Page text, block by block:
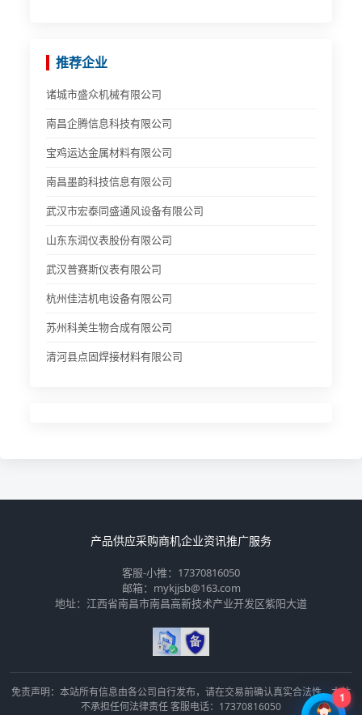
推荐企业
诸城市盛众机械有限公司
南昌企腾信息科技有限公司
宝鸡运达金属材料有限公司
南昌墨韵科技信息有限公司
武汉市宏泰同盛通风设备有限公司
山东东润仪表股份有限公司
武汉普赛斯仪表有限公司
杭州佳洁机电设备有限公司
苏州科美生物合成有限公司
清河县点固焊接材料有限公司
产品供应采购商机企业资讯推广服务
客服-小推：17370816050
邮箱：mykjjsb@163.com
地址：江西省南昌市南昌高新技术产业开发区紫阳大道
免责声明：本站所有信息由各公司自行发布，请在交易前确认真实合法性，本站
不承担任何法律责任 客服电话：17370816050
1